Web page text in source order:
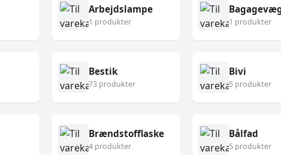
Arbejdslampe
1 produkter 1 produkter
Bestik
73 produkter
Bivi
5 produkter
Brændstofflaske
4 produkter
Bålfad
5 produkter